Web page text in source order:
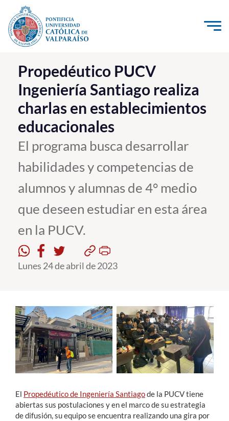
Click acá para ir directamente al contenido
La Universidad
Investigación, Creación e Innovación
PUCV Internacional
Vinculación con el Medio
Admisión
Pregrado
Formación Continua
Estudiantes
Alumni
English
Propedéutico PUCV
Ingeniería Santiago realiza
charlas en establecimientos
educacionales
El programa busca desarrollar
habilidades y competencias de
alumnos y alumnas de 4° medio
que deseen estudiar en esta área
en la PUCV.
Lunes 24 de abril de 2023
El Propedéutico de Ingeniería Santiagode la PUCV tiene
abiertas sus postulaciones y en el marco de su estrategia
de difusión, su equipo se encuentra realizando una gira por